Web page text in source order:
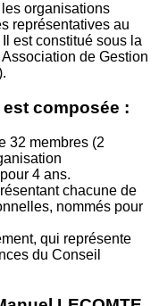
organisations
représentatives au
est constitué sous la
de Gestion
est composée :
32 membres (2
4 ans.
chacune de
nommés pour
qui représente
du Conseil